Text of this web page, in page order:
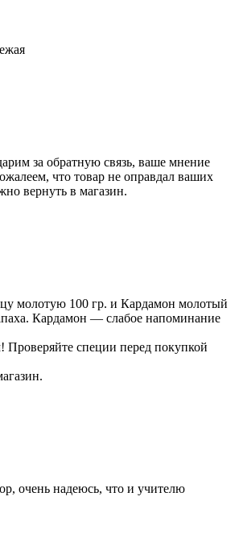
за обратную связь, ваше мнение
что товар не оправдал ваших
вернуть в магазин.
молотую 100 гр. и Кардамон молотый
Кардамон — слабое напоминание
Проверяйте специи перед покупкой
очень надеюсь, что и учителю